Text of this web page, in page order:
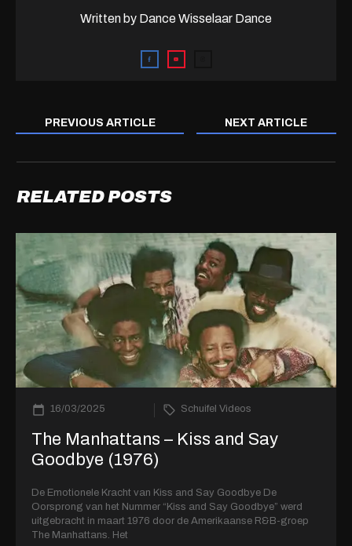
Written by Dance Wisselaar Dance
PREVIOUS ARTICLE NEXT ARTICLE
RELATED POSTS
16/03/2025 Schuifel Videos
The Manhattans – Kiss and Say
Goodbye (1976)
De Emotionele Kracht van Kiss and Say Goodbye De
Oorsprong van het Nummer “Kiss and Say Goodbye” werd
uitgebracht in maart 1976 door de Amerikaanse R&B-groep
The Manhattans. Het